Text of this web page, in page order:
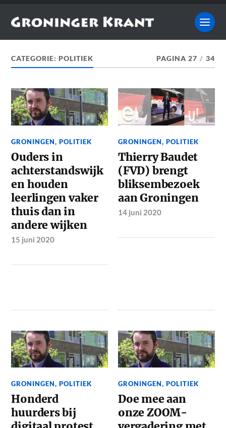
CATEGORIE:POLITIEK PAGINA 27 / 34
GRONINGEN,POLITIEK
Ouders in
achterstandswijk
en houden
leerlingen vaker
thuis dan in
andere wijken
15 juni 2020
GRONINGEN,POLITIEK
Thierry Baudet
(FVD) brengt
bliksembezoek
aan Groningen
14 juni 2020
GRONINGEN,POLITIEK
Honderd
huurders bij
GRONINGEN,POLITIEK
Doe mee aan
onze ZOOM-